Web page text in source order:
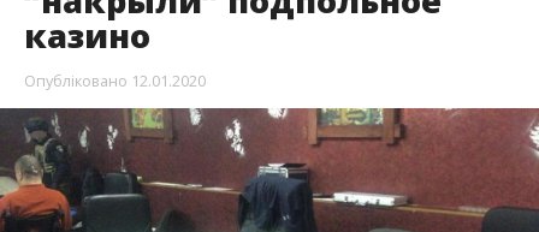
11 января в центре Энергодара “накрыли”
подпольное казино. Правоохранители
разоблачили преступную группу в составе трех
местных жителей.